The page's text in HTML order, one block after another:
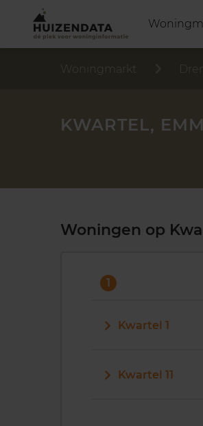
Woningmarkt
KWARTEL,
Woningen op
1
Kwartel 1
Kwartel 11